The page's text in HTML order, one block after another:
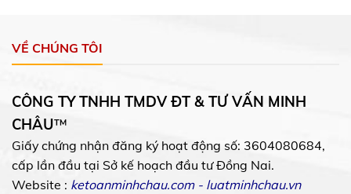
VỀ CHÚNG TÔI
CÔNG TY TNHH TMDV ĐT & TƯ VẤN MINH
CHÂU™
Giấy chứng nhận đăng ký hoạt động số: 3604080684,
cấp lần đầu tại Sở kế hoạch đầu tư Đồng Nai.
Website : ketoanminhchau.com- luatminhchau.vn